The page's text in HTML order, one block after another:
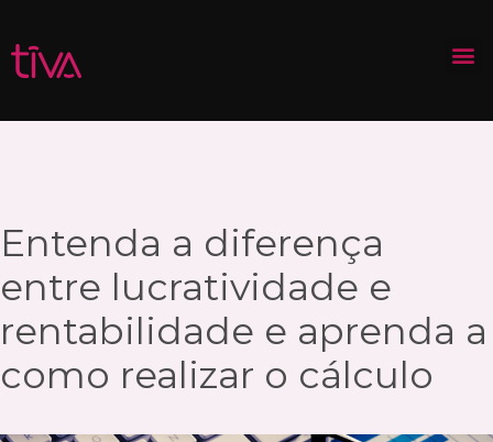
Entenda a diferença
entre lucratividade e
rentabilidade e aprenda a
como realizar o cálculo